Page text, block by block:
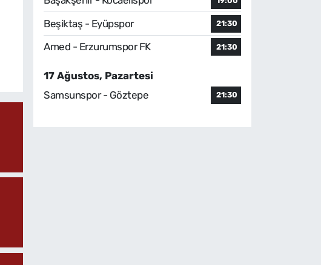
Beşiktaş - Eyüpspor 21:30
Amed - Erzurumspor FK 21:30
17 Ağustos, Pazartesi
Samsunspor - Göztepe
21:30